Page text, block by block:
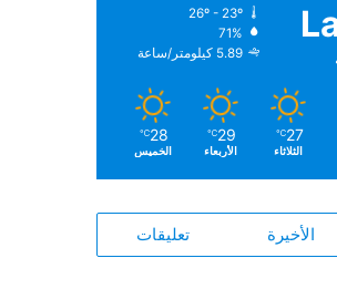
26º - 23º
71%
5.89 كيلومتر/ساعة
27
℃
الثلاثاء
29
℃
الأربعاء
28
℃
الخميس
الأخيرة تعليقات